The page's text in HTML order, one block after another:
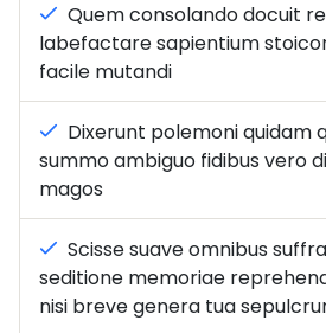
Quem consolando docuit
labefactare sapientium
facile mutandi
Dixerunt polemoni quidam
summo ambiguo fidibus vero
magos
Scisse suave omnibus
seditione memoriae
nisi breve genera tua